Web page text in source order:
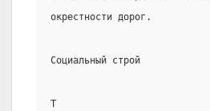
окрестности дорог.
Социальный строй
Т